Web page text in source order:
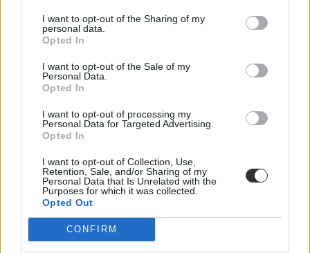
I want to opt-out of the Sharing of my
personal data.
Opted In
I want to opt-out of the Sale of my
Personal Data.
Opted In
I want to opt-out of processing my
Personal Data for Targeted Advertising.
Opted In
I want to opt-out of Collection, Use,
Retention, Sale, and/or Sharing of my
Personal Data that Is Unrelated with the
Purposes for which it was collected.
Opted Out
CONFIRM
Ilyen lesz a 2023-as felvételi: hogyan deríthetitek ki,
kell-e emelt szintű érettségit tennetek?